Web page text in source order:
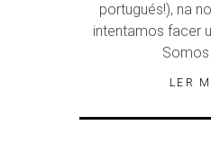
portugués!), na
intentamos facer
LER